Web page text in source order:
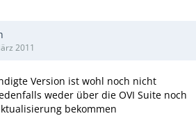
2011
Version ist wohl noch nicht
weder über die OVI Suite noch
bekommen